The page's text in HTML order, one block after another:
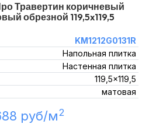
Травертин коричневый
обрезной 119,5x119,5
KM1212G0131R
Напольная плитка
Настенная плитка
119,5x119,5
матовая
руб/м2